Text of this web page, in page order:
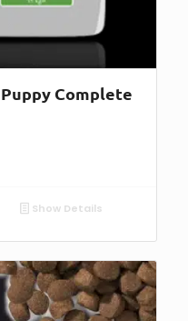
Complete
Show Details